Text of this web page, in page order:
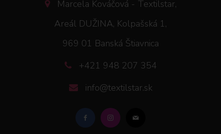
Marcela Kováčová - Textilstar,
Areál DUŽINA, Kolpašská 1,
969 01 Banská Štiavnica
+421 948 207 354
info@textilstar.sk